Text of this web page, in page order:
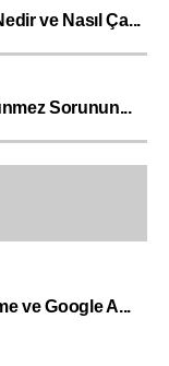
ve Nasıl Ça...
Sorunun...
ve Google A...